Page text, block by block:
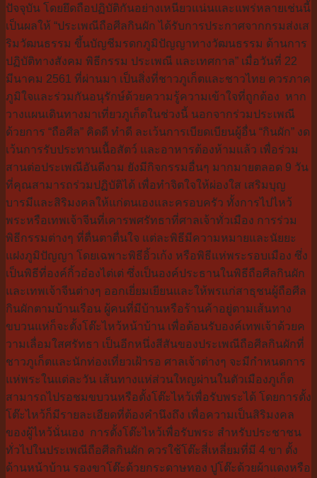
ปัจจุบัน โดยยึดถือปฏิบัติกันอย่างเหนียวแน่นและแพร่หลายเช่นนี้
เป็นผลให้ “ประเพณีถือศีลกินผัก ได้รับการประกาศจากกรมส่งเส
ริมวัฒนธรรม ขึ้นบัญชีมรดกภูมิปัญญาทางวัฒนธรรม ด้านการ
ปฏิบัติทางสังคม พิธีกรรม ประเพณี และเทศกาล” เมื่อวันที่ 22
มีนาคม 2561 ที่ผ่านมา เป็นสิ่งที่ชาวภูเก็ตและชาวไทย ควรภาค
ภูมิใจและร่วมกันอนุรักษ์ด้วยความรู้ความเข้าใจที่ถูกต้อง หาก
วางแผนเดินทางมาเที่ยวภูเก็ตในช่วงนี้ นอกจากร่วมประเพณี
ด้วยการ “ถือศีล” คิดดี ทำดี ละเว้นการเบียดเบียนผู้อื่น “กินผัก” งด
เว้นการรับประทานเนื้อสัตว์ และอาหารต้องห้ามแล้ว เพื่อร่วม
สานต่อประเพณีอันดีงาม ยังมีกิจกรรมอื่นๆ มากมายตลอด 9 วัน
ที่คุณสามารถร่วมปฏิบัติได้ เพื่อทำจิตใจให้ผ่องใส เสริมบุญ
บารมีและสิริมงคลให้แก่ตนเองและครอบครัว ทั้งการไปไหว้
พระหรือเทพเจ้าจีนที่เคารพศรัทธาที่ศาลเจ้าทั่วเมือง การร่วม
พิธีกรรมต่างๆ ที่ตื่นตาตื่นใจ แต่ละพิธีมีความหมายและนัยยะ
แฝงภูมิปัญญา โดยเฉพาะพิธีอิ้วเก้ง หรือพิธีแห่พระรอบเมือง ซึ่ง
เป็นพิธีที่องค์กิ้วอ๋องไต่เต่ ซึ่งเป็นองค์ประธานในพิธีถือศีลกินผัก
และเทพเจ้าจีนต่างๆ ออกเยี่ยมเยียนและให้พรแก่สาธุชนผู้ถือศีล
กินผักตามบ้านเรือน ผู้คนที่มีบ้านหรือร้านค้าอยู่ตามเส้นทาง
ขบวนแห่ก็จะตั้งโต๊ะไหว้หน้าบ้าน เพื่อต้อนรับองค์เทพเจ้าด้วยค
วามเลื่อมใสศรัทธา เป็นอีกหนึ่งสีสันของประเพณีถือศีลกินผักที่
ชาวภูเก็ตและนักท่องเที่ยวเฝ้ารอ ศาลเจ้าต่างๆ จะมีกำหนดการ
แห่พระในแต่ละวัน เส้นทางแห่ส่วนใหญผ่านในตัวเมืองภูเก็ต
สามารถไปรอชมขบวนหรือตั้งโต๊ะไหว้เพื่อรับพระได้ โดยการตั้ง
โต๊ะไหว้ก็มีรายละเอียดที่ต้องคำนึงถึง เพื่อความเป็นสิริมงคล
ของผู้ไหว้นั่นเอง การตั้งโต๊ะไหว้เพื่อรับพระ สำหรับประชาชน
ทั่วไปในประเพณีถือศีลกินผัก ควรใช้โต๊ะสี่เหลี่ยมที่มี 4 ขา ตั้ง
ด้านหน้าบ้าน รองขาโต๊ะด้วยกระดาษทอง ปูโต๊ะด้วยผ้าแดงหรือ